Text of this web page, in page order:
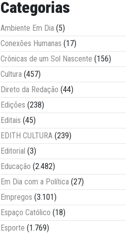
Categorias
Ambiente Em Dia (5)
Conexões Humanas (17)
Crônicas de um Sol Nascente (156)
Cultura (457)
Direto da Redação (44)
Edições (238)
Editais (45)
EDITH CULTURA (239)
Editorial (3)
Educação (2.482)
Em Dia com a Política (27)
Empregos (3.101)
Espaço Católico (18)
Esporte (1.769)